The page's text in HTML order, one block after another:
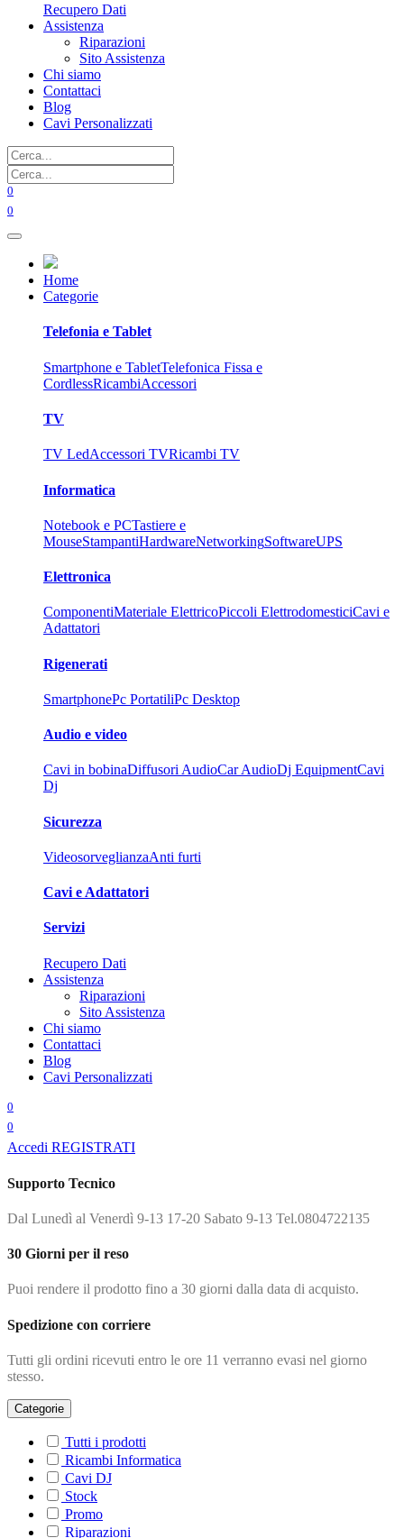
Recupero Dati
Assistenza
Riparazioni
Sito Assistenza
Chi siamo
Contattaci
Blog
Cavi Personalizzati
0
0
Home
Categorie
Telefonia e Tablet
Smartphone e TabletTelefonica Fissa e
CordlessRicambiAccessori
TV
TV LedAccessori TVRicambi TV
Informatica
Notebook e PCTastiere e
MouseStampantiHardwareNetworkingSoftwareUPS
Elettronica
ComponentiMateriale ElettricoPiccoli ElettrodomesticiCavi e
Adattatori
Rigenerati
SmartphonePc PortatiliPc Desktop
Audio e video
Cavi in bobinaDiffusori AudioCar AudioDj EquipmentCavi
Dj
Sicurezza
VideosorveglianzaAnti furti
Cavi e Adattatori
Servizi
Recupero Dati
Assistenza
Riparazioni
Sito Assistenza
Chi siamo
Contattaci
Blog
Cavi Personalizzati
0
0
Accedi REGISTRATI
Supporto Tecnico
Dal Lunedì al Venerdì 9-13 17-20 Sabato 9-13 Tel.0804722135
30 Giorni per il reso
Puoi rendere il prodotto fino a 30 giorni dalla data di acquisto.
Spedizione con corriere
Tutti gli ordini ricevuti entro le ore 11 verranno evasi nel giorno
stesso.
Categorie
Tutti i prodotti
Ricambi Informatica
Cavi DJ
Stock
Promo
Riparazioni